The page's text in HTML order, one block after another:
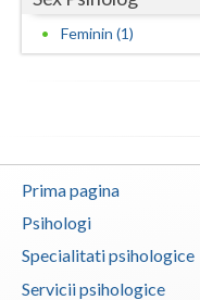
Feminin (1)
Prima pagina
Psihologi
Specialitati psihologice
Servicii psihologice